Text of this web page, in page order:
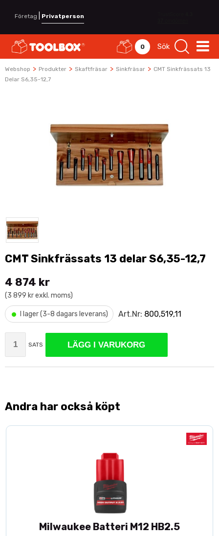
Företag Privatperson
0 Sök
Webshop > Produkter > Skaftfräsar > Sinkfräsar > CMT Sinkfrässats 13
Delar S6,35-12,7
CMT Sinkfrässats 13 delar S6,35-12,7
4 874 kr
(3 899 kr exkl. moms)
• I lager (3-8 dagars leverans) Art.Nr: 800,519,11
SATS LÄGG I VARUKORG
Andra har också köpt
Milwaukee Batteri M12 HB2.5